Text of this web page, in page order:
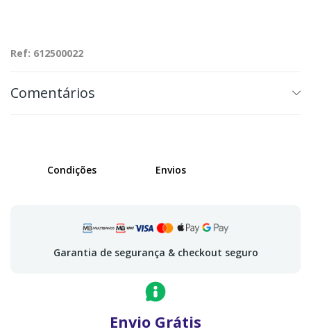
Ref: 612500022
Comentários
Condições Envios
Garantia de segurança & checkout seguro
Envio Grátis